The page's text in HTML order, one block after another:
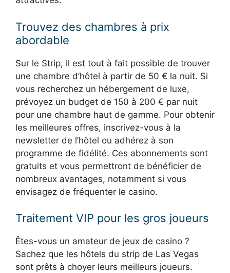
Trouvez des chambres à prix
abordable
Sur le Strip, il est tout à fait possible de trouver
une chambre d’hôtel à partir de 50 € la nuit. Si
vous recherchez un hébergement de luxe,
prévoyez un budget de 150 à 200 € par nuit
pour une chambre haut de gamme. Pour obtenir
les meilleures offres, inscrivez-vous à la
newsletter de l’hôtel ou adhérez à son
programme de fidélité. Ces abonnements sont
gratuits et vous permettront de bénéficier de
nombreux avantages, notamment si vous
envisagez de fréquenter le casino.
Traitement VIP pour les gros joueurs
Êtes-vous un amateur de jeux de casino ?
Sachez que les hôtels du strip de Las Vegas
sont prêts à choyer leurs meilleurs joueurs.